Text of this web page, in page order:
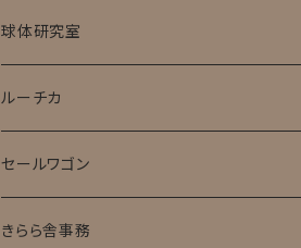
球体研究室
ルーチカ
セールワゴン
きらら舎事務